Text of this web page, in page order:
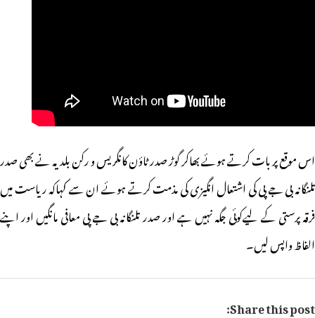
اس موقع پر بات کرتے ہوئے بھاکر گوڑ صدر ٹاؤن کانگریس و رکن بلدیہ نے بھی صدر
تلنگانہ بی جے پی کی اشتعال انگیزی کی مذمت کرتے ہوئے ان سے کہاکہ ریاست میں
فرقہ پرستی کے لیےکوئی جگہ نہیں ہے اور صدر تلنگانہ بی جے پی معافی مانگیں اور اپنے
الفاظ واپس لیں۔
Share this post: